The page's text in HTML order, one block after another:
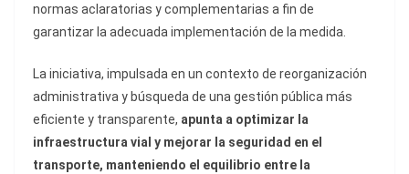
normas aclaratorias y complementarias a fin de
garantizar la adecuada implementación de la medida.
La iniciativa, impulsada en un contexto de reorganización
administrativa y búsqueda de una gestión pública más
eficiente y transparente, apunta a optimizar la
infraestructura vial y mejorar la seguridad en el
transporte, manteniendo el equilibrio entre la